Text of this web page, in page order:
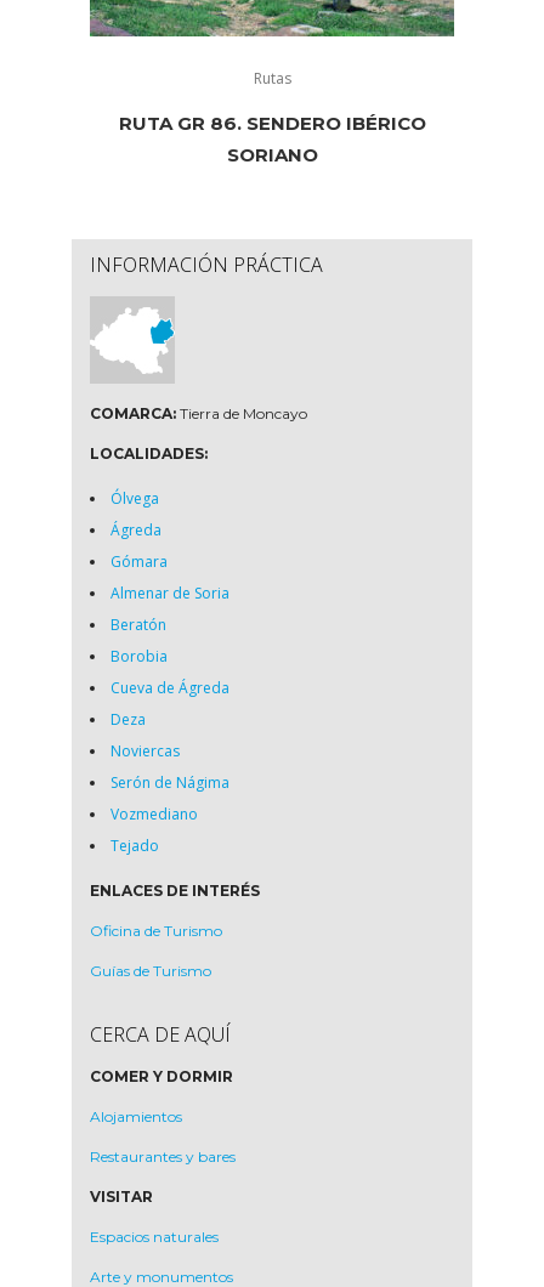
Rutas
RUTA GR 86. SENDERO IBÉRICO
SORIANO
INFORMACIÓN PRÁCTICA
COMARCA: Tierra de Moncayo
LOCALIDADES:
Ólvega
Ágreda
Gómara
Almenar de Soria
Beratón
Borobia
Cueva de Ágreda
Deza
Noviercas
Serón de Nágima
Vozmediano
Tejado
ENLACES DE INTERÉS
Oficina de Turismo
Guías de Turismo
CERCA DE AQUÍ
COMER Y DORMIR
Alojamientos
Restaurantes y bares
VISITAR
Espacios naturales
Arte y monumentos